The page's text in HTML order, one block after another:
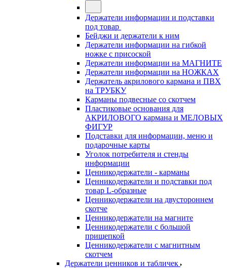
Держатели информации и подставки
под товар
Бейджи и держатели к ним
Держатели информации на гибкой
ножке с присоской
Держатели информации на МАГНИТЕ
Держатели информации на НОЖКАХ
Держатель акрилового кармана и ПВХ
на ТРУБКУ
Карманы подвесные со скотчем
Пластиковые основания для
АКРИЛОВОГО кармана и МЕЛОВЫХ
ФИГУР
Подставки для информации, меню и
подарочные карты
Уголок потребителя и стенды
информации
Ценникодержатели - карманы
Ценникодержатели и подставки под
товар L-образные
Ценникодержатели на двустороннем
скотче
Ценникодержатели на магните
Ценникодержатели с большой
прищепкой
Ценникодержатели с магнитным
скотчем
Держатели ценников и табличек